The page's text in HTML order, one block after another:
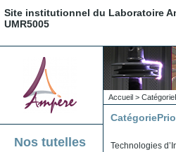
Site institutionnel du Laboratoire
UMR5005
Nos tutelles
Accueil > Catégorie
Catégorie
Technologies